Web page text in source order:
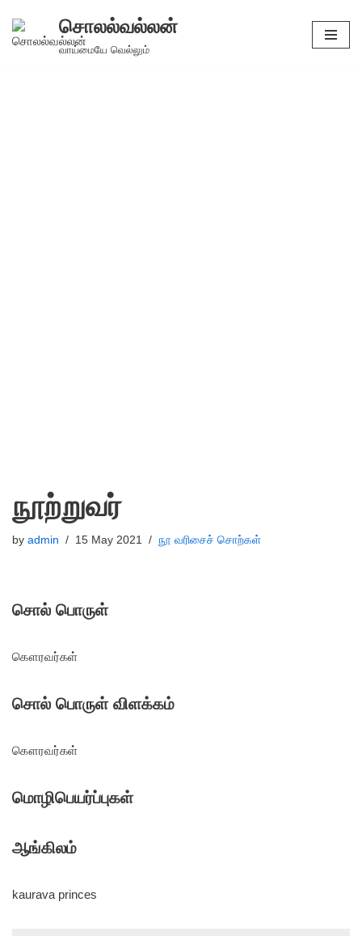
Skip
சொலல்வல்லன்
வாய்மையே வெல்லும்
நூற்றுவர்
by admin 15 May 2021 நூ வரிசைச் சொற்கள்
சொல் பொருள்
கௌரவர்கள்
சொல் பொருள் விளக்கம்
கௌரவர்கள்
மொழிபெயர்ப்புகள்
ஆங்கிலம்
kaurava princes